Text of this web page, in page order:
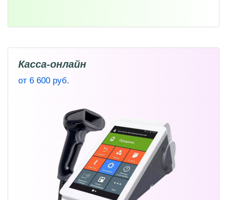
Касса-онлайн
от 6 600 руб.